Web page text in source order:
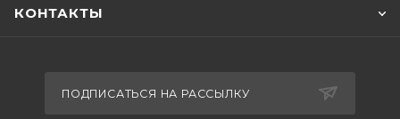
КОНТАКТЫ
ПОДПИСАТЬСЯ НА РАССЫЛКУ